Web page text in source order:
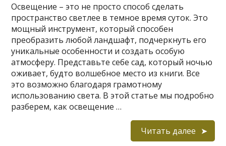
Освещение – это не просто способ сделать
пространство светлее в темное время суток. Это
мощный инструмент, который способен
преобразить любой ландшафт, подчеркнуть его
уникальные особенности и создать особую
атмосферу. Представьте себе сад, который ночью
оживает, будто волшебное место из книги. Все
это возможно благодаря грамотному
использованию света. В этой статье мы подробно
разберем, как освещение …
Читать далее